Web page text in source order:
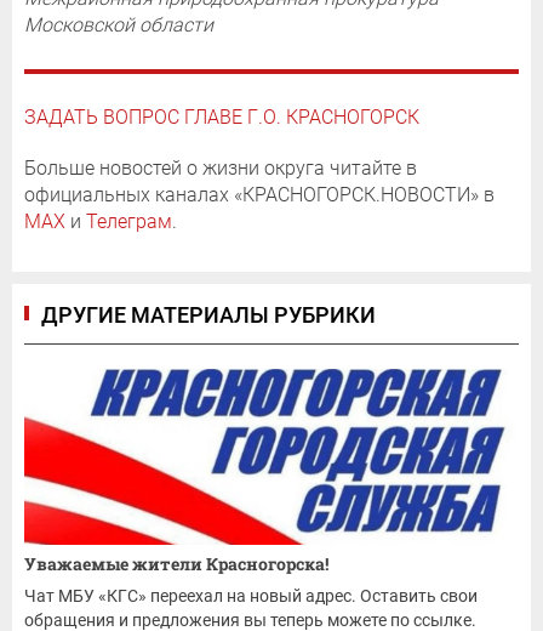
Московской области
ЗАДАТЬ ВОПРОС ГЛАВЕ Г.О. КРАСНОГОРСК
Больше новостей о жизни округа читайте в
официальных каналах «КРАСНОГОРСК.НОВОСТИ» в
MAX и Телеграм.
ДРУГИЕ МАТЕРИАЛЫ РУБРИКИ
Уважаемые жители Красногорска!
Чат МБУ «КГС» переехал на новый адрес. Оставить свои
обращения и предложения вы теперь можете по ссылке.